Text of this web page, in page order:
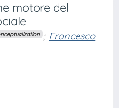
motore del
; Francesco